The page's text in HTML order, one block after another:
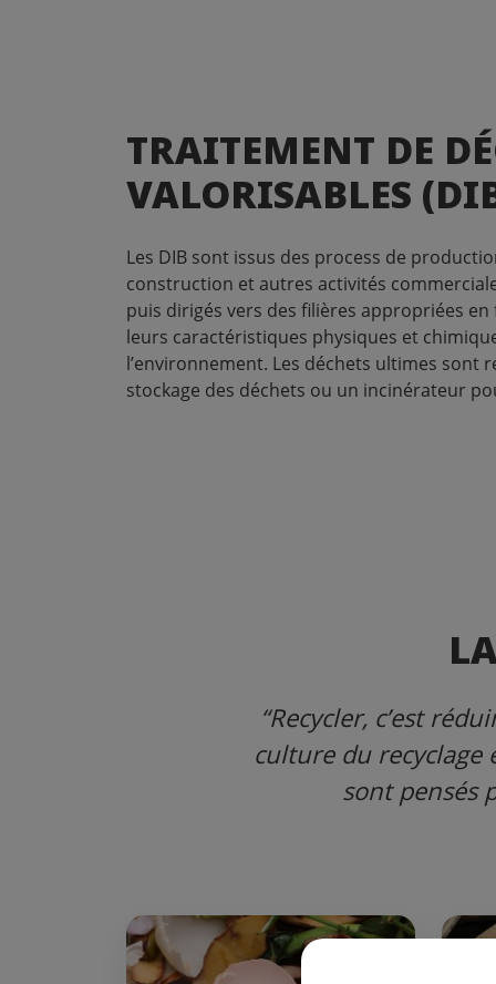
TRAITEMENT DE
VALORISABLES
Les DIB sont issus des process de
construction et autres activités
puis dirigés vers des filières appropriées
leurs caractéristiques physiques et
l’environnement. Les déchets ultimes sont
stockage des déchets ou un incinérateur
“Recycler, c’est
culture du recyclage
sont pensés